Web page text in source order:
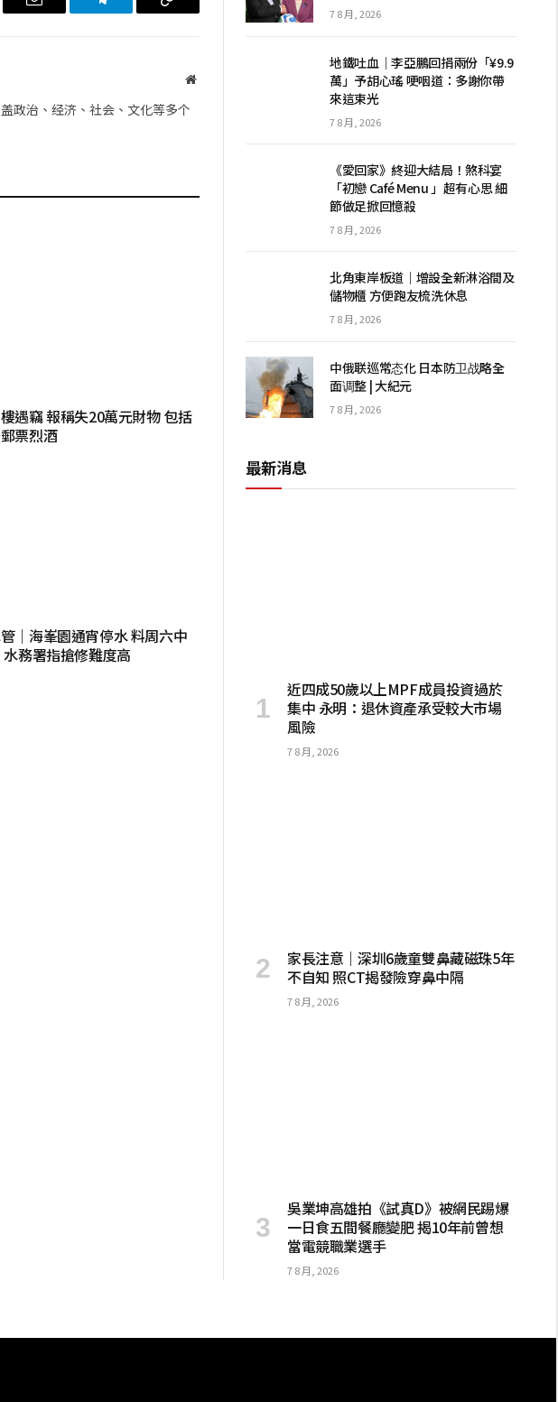
电
Telegram 复
网
政治、经济、社会、文化等多个
遇竊 報稱失20萬元財物 包括
票烈酒
｜海峯園通宵停水 料周六中
務署指搶修難度高
7 8 月, 2026
地鐵吐血｜李亞鵬回捐兩份「¥9.9
萬」予胡心瑤 哽咽道：多謝你帶
來這束光
7 8 月, 2026
《愛回家》終迎大結局！煞科宴
「初戀 Café Menu 」超有心思 細
節做足掀回憶殺
7 8 月, 2026
北角東岸板道｜增設全新淋浴間及
儲物櫃 方便跑友梳洗休息
7 8 月, 2026
中俄联巡常态化 日本防卫战略全
面调整 | 大紀元
7 8 月, 2026
最新消息
近四成50歲以上MPF成員投資過於
集中 永明：退休資產承受較大市場
風險
7 8 月, 2026
家長注意｜深圳6歲童雙鼻藏磁珠5年
不自知 照CT揭發險穿鼻中隔
7 8 月, 2026
吳業坤高雄拍《試真D》被網民踢爆
一日食五間餐廳變肥 揭10年前曾想
當電競職業選手
7 8 月, 2026